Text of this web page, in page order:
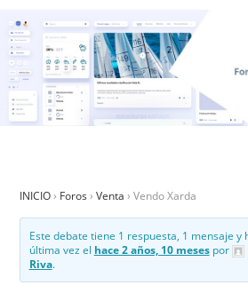
INICIO › Foros › Venta › Vendo Xarda
Este debate tiene 1 respuesta, 1 mensaje y
última vez el hace 2 años, 10 mesespor
Riva.